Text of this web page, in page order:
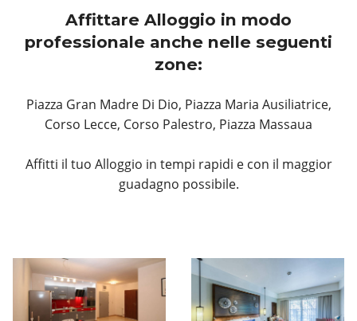
Affittare Alloggio in modo
professionale anche nelle seguenti
zone:
Piazza Gran Madre Di Dio, Piazza Maria Ausiliatrice,
Corso Lecce, Corso Palestro, Piazza Massaua
Affitti il tuo Alloggio in tempi rapidi e con il maggior
guadagno possibile.